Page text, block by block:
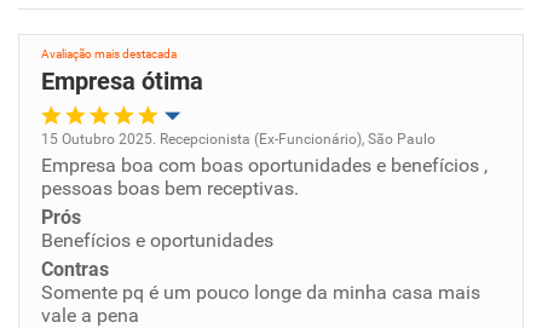
Avaliação mais destacada
Empresa ótima
Oportunidade de promoção
Ambiente de trabalho
Conciliação com a vida familiar
15 Outubro 2025. Recepcionista (Ex-Funcionário), São Paulo
Empresa boa com boas oportunidades e benefícios ,
pessoas boas bem receptivas.
Prós
Benefícios e oportunidades
Contras
Somente pq é um pouco longe da minha casa mais
vale a pena